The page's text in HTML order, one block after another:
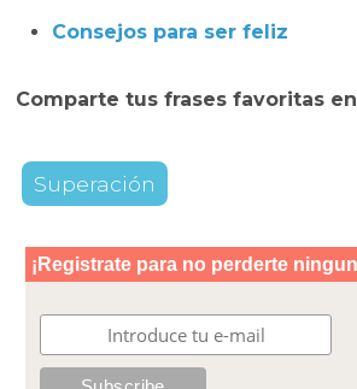
Consejos para ser feliz
Comparte tus frases favoritas en
Superación